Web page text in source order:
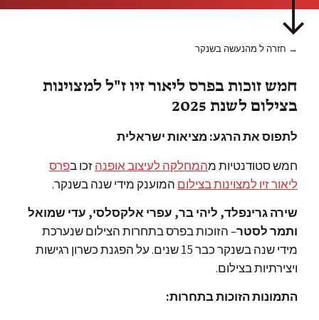
→ חזרה ל מהנעשה בשנקר
חמש זוכות בפרס ליאור זיו ז"ל למצוינות
בצילום לשנת 2025
לתפוס את הרגע: מציאות ישראלית
חמש סטודנטיות מהמחלקה לעיצוב אופנהזכו בפרס
ליאור זיו למצוינות בצילום המוענק מידי שנה בשנקר.
שירה גרינפלד, ליהי בר, עפרי אלקסלסי, עדי שמואל
ותמר לסטר– הזוכות בפרס בתחרות הצילום שנערכת
מידי שנה בשנקר כבר 15 שנים. על הפגנת כשרון רגישות
ויצירתיות בצילום.
התמונות הזוכות בתחרות: